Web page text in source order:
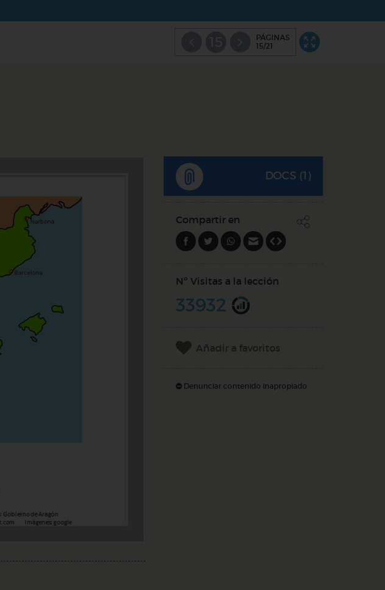
PÁGINAS
15/21
DOCS (1)
Compartir en
Nº Visitas a la lección
33932
Añadir a favoritos
Denunciar contenido inapropiado